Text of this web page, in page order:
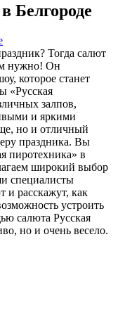
Белгороде
Тогда салют
нужно! Он
которое станет
«Русская
залпов,
и яркими
но и отличный
праздника. Вы
пиротехника» в
широкий выбор
специалисты
и расскажут, как
устроить
салюта Русская
но и очень весело.